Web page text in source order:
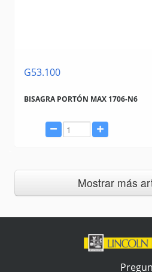
G53.100
BISAGRA PORTÓN MAX 1706-N6
Mostrar más